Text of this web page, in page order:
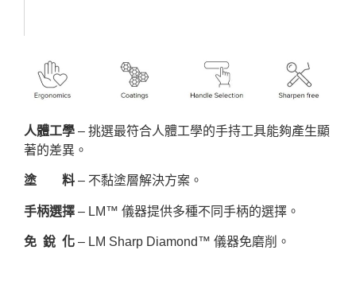
人體工學 – 挑選最符合人體工學的手持工具能夠產生顯
著的差異。
塗 料 – 不黏塗層解決方案。
手柄選擇 – LM™ 儀器提供多種不同手柄的選擇。
免 銳 化 – LM Sharp Diamond™ 儀器免磨削。